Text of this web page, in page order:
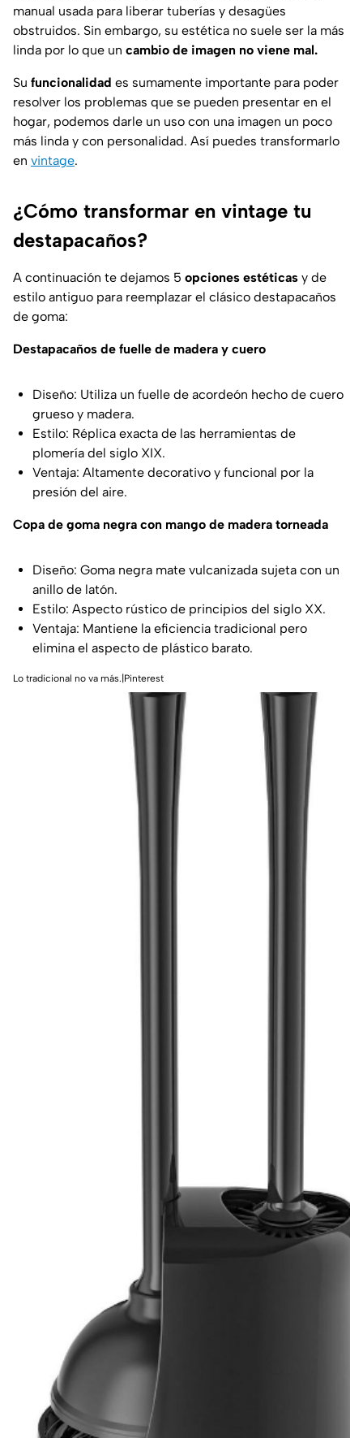
manual usada para liberar tuberías y desagües
obstruidos. Sin embargo, su estética no suele ser la más
linda por lo que un cambio de imagen no viene mal.
Su funcionalidad es sumamente importante para poder
resolver los problemas que se pueden presentar en el
hogar, podemos darle un uso con una imagen un poco
más linda y con personalidad. Así puedes transformarlo
en vintage.
¿Cómo transformar en vintage tu
destapacaños?
A continuación te dejamos 5 opciones estéticas y de
estilo antiguo para reemplazar el clásico destapacaños
de goma:
Destapacaños de fuelle de madera y cuero
Diseño: Utiliza un fuelle de acordeón hecho de cuero
grueso y madera.
Estilo: Réplica exacta de las herramientas de
plomería del siglo XIX.
Ventaja: Altamente decorativo y funcional por la
presión del aire.
Copa de goma negra con mango de madera torneada
Diseño: Goma negra mate vulcanizada sujeta con un
anillo de latón.
Estilo: Aspecto rústico de principios del siglo XX.
Ventaja: Mantiene la eficiencia tradicional pero
elimina el aspecto de plástico barato.
Lo tradicional no va más.|Pinterest